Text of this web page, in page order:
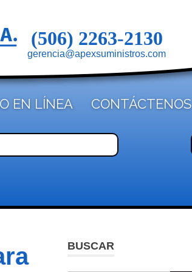
(506) 2263-2130
gerencia@apexsuministros.com
EN LÍNEA CONTÁCTENOS
BUSCAR